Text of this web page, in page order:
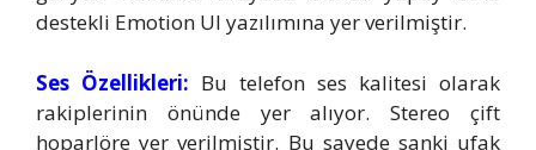
destekli Emotion UI yazılımına yer verilmiştir.
Ses Özellikleri: Bu telefon ses kalitesi olarak
rakiplerinin önünde yer alıyor. Stereo çift
hoparlöre yer verilmiştir. Bu sayede sanki ufak